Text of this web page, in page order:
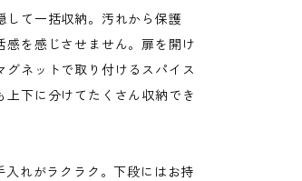
て一括収納。汚れから保護
感を感じさせません。扉を開け
ネットで取り付けるスパイス
下に分けてたくさん収納でき
れがラクラク。下段にはお持